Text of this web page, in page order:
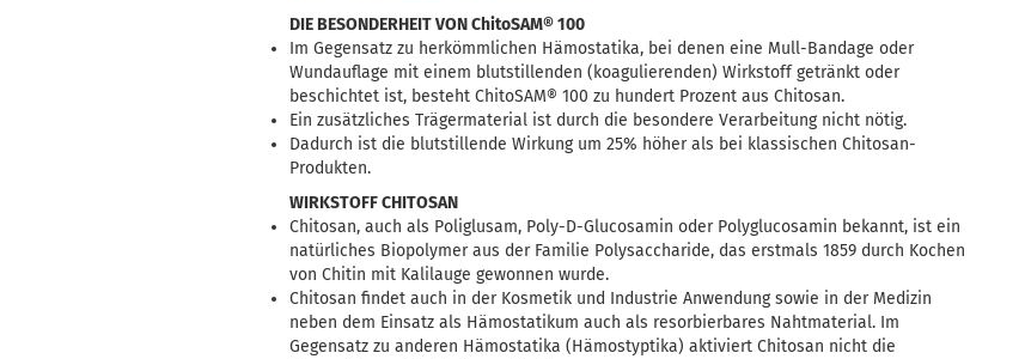
DIE BESONDERHEIT VON ChitoSAM® 100
Im Gegensatz zu herkömmlichen Hämostatika, bei denen eine Mull-Bandage oder
Wundauflage mit einem blutstillenden (koagulierenden) Wirkstoff getränkt oder
beschichtet ist, besteht ChitoSAM® 100 zu hundert Prozent aus Chitosan.
Ein zusätzliches Trägermaterial ist durch die besondere Verarbeitung nicht nötig.
Dadurch ist die blutstillende Wirkung um 25% höher als bei klassischen Chitosan-
Produkten.
WIRKSTOFF CHITOSAN
Chitosan, auch als Poliglusam, Poly-D-Glucosamin oder Polyglucosamin bekannt, ist ein
natürliches Biopolymer aus der Familie Polysaccharide, das erstmals 1859 durch Kochen
von Chitin mit Kalilauge gewonnen wurde.
Chitosan findet auch in der Kosmetik und Industrie Anwendung sowie in der Medizin
neben dem Einsatz als Hämostatikum auch als resorbierbares Nahtmaterial. Im
Gegensatz zu anderen Hämostatika (Hämostyptika) aktiviert Chitosan nicht die